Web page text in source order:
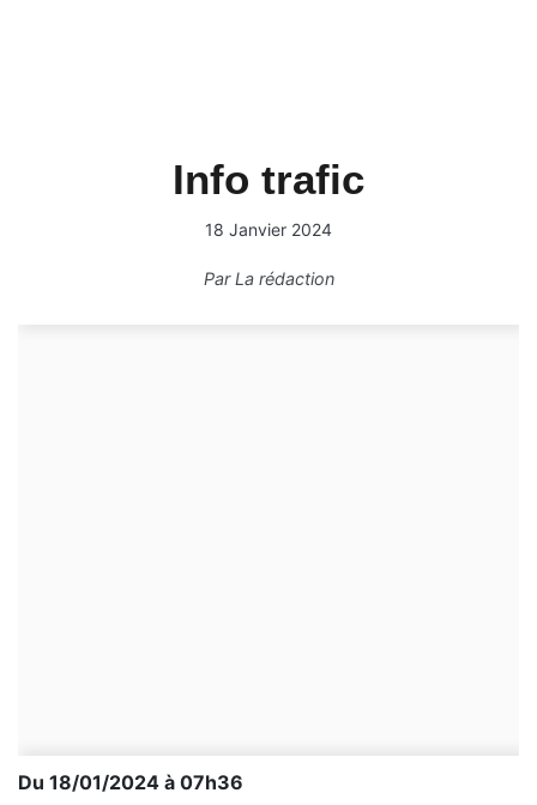
Info trafic
18 Janvier 2024
ParLa rédaction
Du 18/01/2024 à 07h36